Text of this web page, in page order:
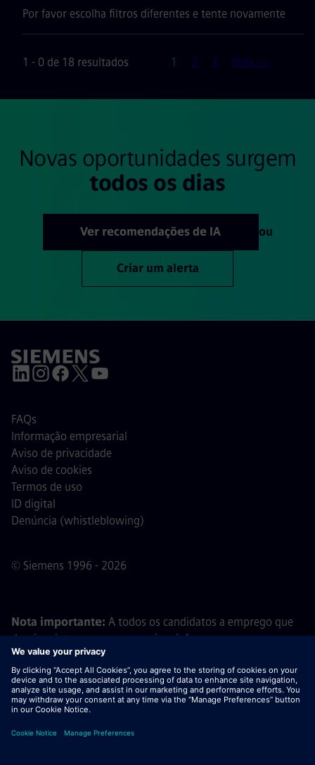
Por favor escolha filtros diferentes e tente novamente
1 - 0 de 18 resultados Página
1 2 3 Próx >>
Novas oportunidades surgem
todos os dias
Ver recomendações de IA ou
Criar um alerta
© Siemens 1996 - 2026
FAQs
Informação empresarial
Aviso de privacidade
Aviso de cookies
Termos de uso
ID digital
Denúncia (whistleblowing)
Nota importante: A todos os candidatos a emprego que
desejem integrar a nossa equipa, informamos que a
Siemens não solicita o pagamento de quaisquer taxas
antes, durante ou após o processo de candidatura. Não
pedimos dados bancários ou informações financeiras
pessoais em troca de uma promessa de emprego. Da
que pareçam ter sido enviados por um recrutador da